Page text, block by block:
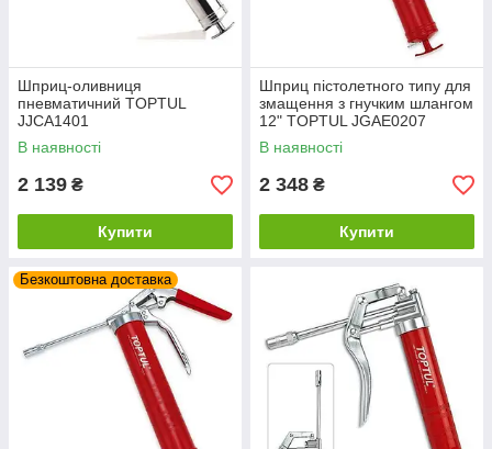
Шприц-оливниця
пневматичний TOPTUL
JJCA1401
В наявності
2 139 ₴
Купити
Шприц пістолетного типу для
змащення з гнучким шлангом
12" TOPTUL JGAE0207
В наявності
2 348 ₴
Купити
Безкоштовна доставка